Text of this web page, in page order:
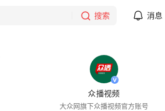
搜索 消息
众播视频
大众网旗下众播视频官方账号